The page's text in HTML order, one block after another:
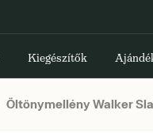
Kiegészítők
Öltönymellény Walker